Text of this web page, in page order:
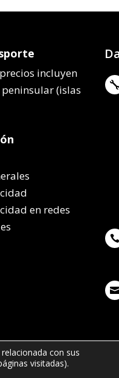
incluyen
(islas
en redes



con sus
visitadas).